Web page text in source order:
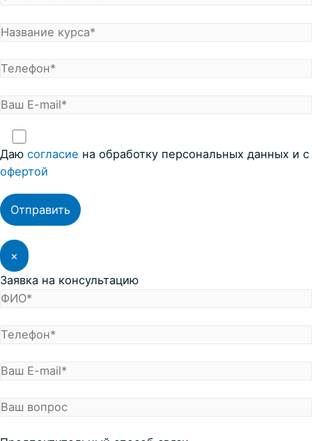
Даю согласие на обработку персональных данных и с
офертой
×
Заявка на консультацию